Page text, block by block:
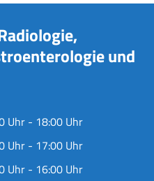
und
Uhr - 18:00 Uhr
Uhr - 17:00 Uhr
Uhr - 16:00 Uhr